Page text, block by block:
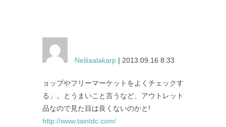
Neiliaalakarp | 2013.09.16 8:33
ョップやフリーマーケットをよくチェックす
る」。とうまいこと言うなど、アウトレット
品なので見た目は良くないのかと!
http://www.taintdc.com/